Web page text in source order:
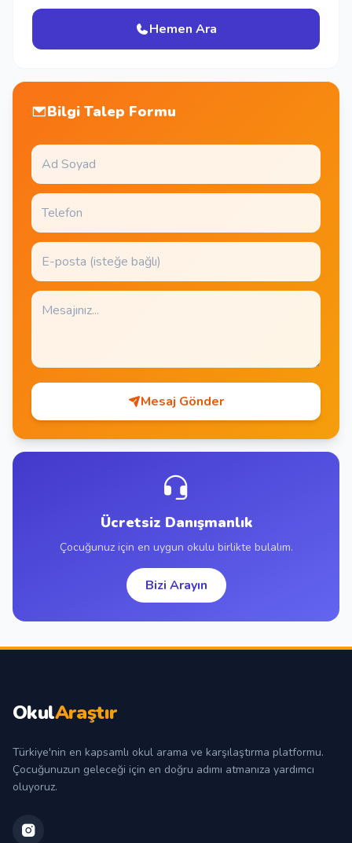
Hemen Ara
Bilgi Talep Formu
Mesaj Gönder
Ücretsiz Danışmanlık
Çocuğunuz için en uygun okulu birlikte bulalım.
Bizi Arayın
OkulAraştır
Türkiye'nin en kapsamlı okul arama ve karşılaştırma platformu.
Çocuğunuzun geleceği için en doğru adımı atmanıza yardımcı
oluyoruz.